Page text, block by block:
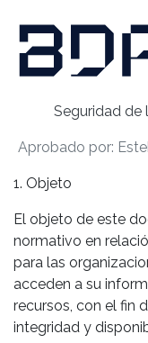
Seguridad de
Aprobado por:
1. Objeto
El objeto de este
normativo en
para las
acceden a su
recursos, con el fin
integridad y